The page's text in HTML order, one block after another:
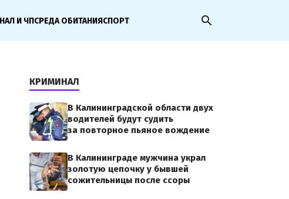
И ЧПСРЕДА ОБИТАНИЯСПОРТ search
КРИМИНАЛ
В Калининградской области двух
водителей будут судить
за повторное пьяное вождение
В Калининграде мужчина украл
золотую цепочку у бывшей
сожительницы после ссоры